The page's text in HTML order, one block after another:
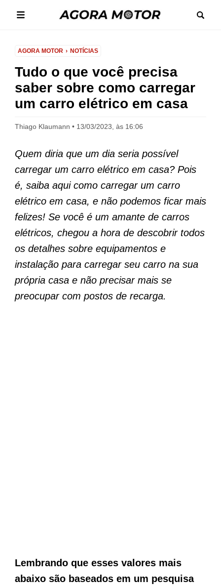
AGORA MOTOR NOTÍCIAS
Tudo o que você precisa
saber sobre como carregar
um carro elétrico em casa
Thiago Klaumann 13/03/2023, às 16:06
Quem diria que um dia seria possível
carregar um carro elétrico em casa? Pois
é, saiba aqui como carregar um carro
elétrico em casa, e não podemos ficar mais
felizes! Se você é um amante de carros
elétricos, chegou a hora de descobrir todos
os detalhes sobre equipamentos e
instalação para carregar seu carro na sua
própria casa e não precisar mais se
preocupar com postos de recarga.
Lembrando que esses valores mais
abaixo são baseados em um pesquisa